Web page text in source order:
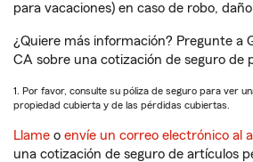
para vacaciones) en caso de robo,
¿Quiere más información? Pregunte a
CA sobre una cotización de seguro de
1. Por favor, consulte su póliza de seguro para ver
propiedad cubierta y de las pérdidas cubiertas.
Llame o envíe un correo electrónico al
una cotización de seguro de artículos